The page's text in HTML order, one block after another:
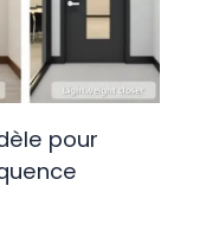
pour